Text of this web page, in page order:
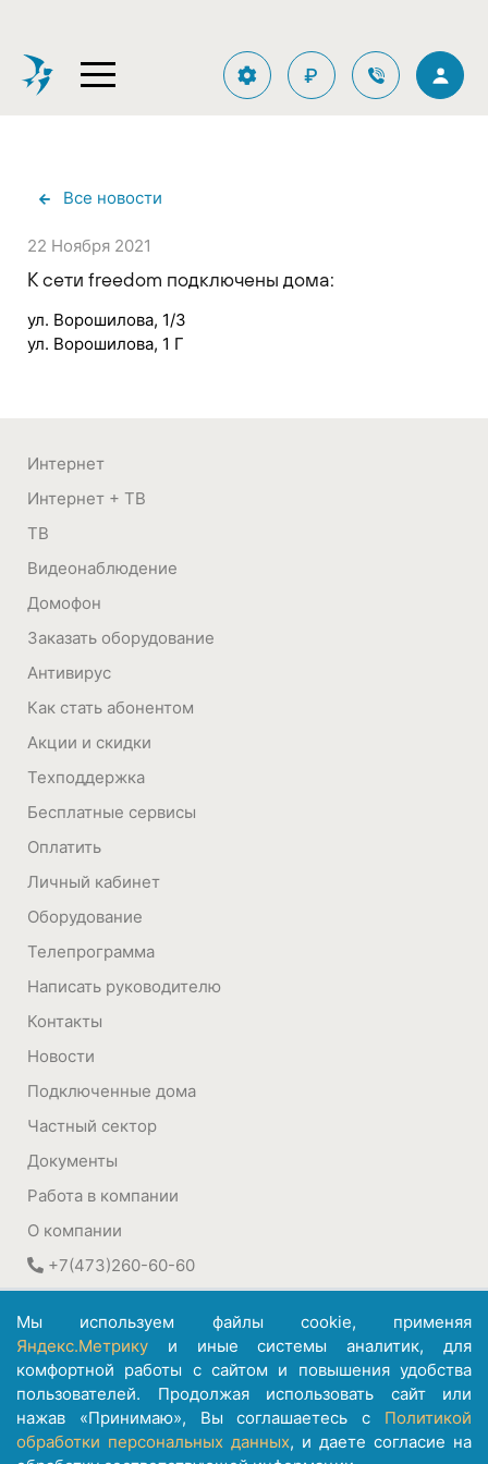
Все новости
22 Ноября 2021
К сети freedom подключены дома:
ул. Ворошилова, 1/3
ул. Ворошилова, 1 Г
Интернет
Интернет + ТВ
ТВ
Видеонаблюдение
Домофон
Заказать оборудование
Антивирус
Как стать абонентом
Акции и скидки
Техподдержка
Бесплатные сервисы
Оплатить
Личный кабинет
Оборудование
Телепрограмма
Написать руководителю
Контакты
Новости
Подключенные дома
Частный сектор
Документы
Работа в компании
О компании
+7(473)260-60-60
ул. Плехановская, 22а
©АО ИК "Информсвязь-Черноземье"
1992 – 2026
Мы используем файлы cookie, применяя
Яндекс.Метрику и иные системы аналитик, для
комфортной работы с сайтом и повышения удобства
пользователей. Продолжая использовать сайт или
нажав «Принимаю», Вы соглашаетесь с Политикой
обработки персональных данных, и даете согласие на
₽